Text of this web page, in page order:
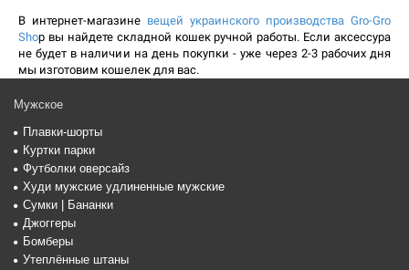
​В интернет-магазине вещей украинского производства Gro-Gro
Shop вы найдете складной кошек ручной работы. Если аксессура
не будет в наличии на день покупки - уже через 2-3 рабочих дня
мы изготовим кошелек для вас.
Мужское
Плавки-шорты
Куртки парки
Футболки оверсайз
Худи мужские удлиненные мужские
Сумки | Бананки
Джоггеры
Бомберы
Утеплённые штаны